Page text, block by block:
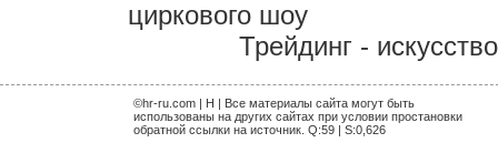
циркового шоу
Трейдинг -
©hr-ru.com | H | Все материалы сайта могут быть
использованы на других сайтах при условии простановки
обратной ссылки на источник. Q:59 | S:0,626